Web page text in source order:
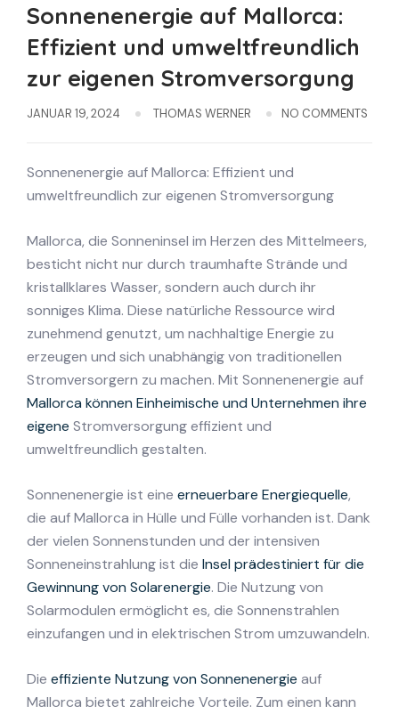
Sonnenenergie auf Mallorca:
Effizient und umweltfreundlich
zur eigenen Stromversorgung
JANUAR 19, 2024 THOMAS WERNER NO COMMENTS
Sonnenenergie auf Mallorca: Effizient und
umweltfreundlich zur eigenen Stromversorgung
Mallorca, die Sonneninsel im Herzen des Mittelmeers,
besticht nicht nur durch traumhafte Strände und
kristallklares Wasser, sondern auch durch ihr
sonniges Klima. Diese natürliche Ressource wird
zunehmend genutzt, um nachhaltige Energie zu
erzeugen und sich unabhängig von traditionellen
Stromversorgern zu machen. Mit Sonnenenergie auf
Mallorca können Einheimische und Unternehmen ihre
eigene Stromversorgung effizient und
umweltfreundlich gestalten.
Sonnenenergie ist eine erneuerbare Energiequelle,
die auf Mallorca in Hülle und Fülle vorhanden ist. Dank
der vielen Sonnenstunden und der intensiven
Sonneneinstrahlung ist die Insel prädestiniert für die
Gewinnung von Solarenergie. Die Nutzung von
Solarmodulen ermöglicht es, die Sonnenstrahlen
einzufangen und in elektrischen Strom umzuwandeln.
Die effiziente Nutzung von Sonnenenergie auf
Mallorca bietet zahlreiche Vorteile. Zum einen kann